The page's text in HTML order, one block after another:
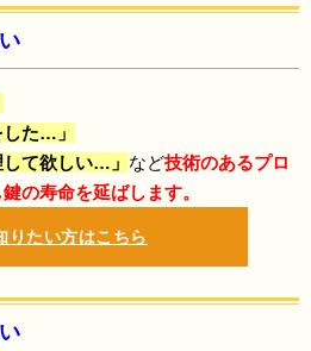
した…」
して欲しい…」 など技術のあるプロ
の寿命を延ばします。
りたい方はこちら